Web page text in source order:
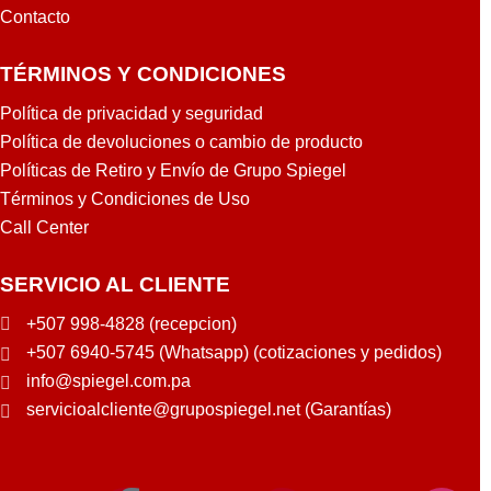
Contacto
TÉRMINOS Y CONDICIONES
Política de privacidad y seguridad
Política de devoluciones o cambio de producto
Políticas de Retiro y Envío de Grupo Spiegel
Términos y Condiciones de Uso
Call Center
SERVICIO AL CLIENTE
+507 998-4828 (recepcion)
+507 6940-5745 (Whatsapp) (cotizaciones y pedidos)
info@spiegel.com.pa
servicioalcliente@grupospiegel.net (Garantías)